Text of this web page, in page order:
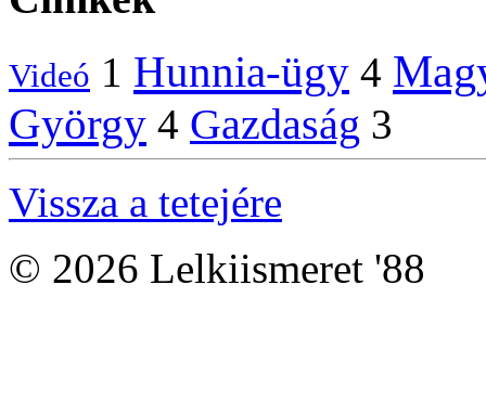
Videó 1 Hunnia-ügy 4
György 4 Gazdaság 3
Vissza a tetejére
© 2026 Lelkiismeret '88